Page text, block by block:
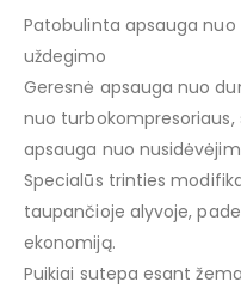
Patobulinta apsauga
uždegimo
Geresnė apsauga nuo
nuo
apsauga nuo
Specialūs trinties
taupančioje alyvoje,
ekonomiją.
Puikiai sutepa esant